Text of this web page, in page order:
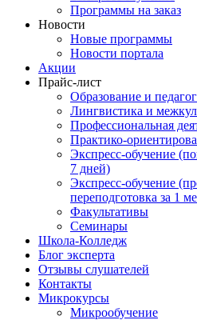
Программы на заказ
Новости
Новые программы
Новости портала
Акции
Прайс-лист
Образование и
Лингвистика и
Профессиональная
Практико-
Экспресс-обучение
7 дней)
Экспресс-обучение
переподготовка за 1
Факультативы
Семинары
Школа-Колледж
Блог эксперта
Отзывы слушателей
Контакты
Микрокурсы
Микрообучение